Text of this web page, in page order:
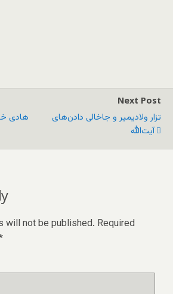
هادی
Next Post
تزار ولادیمیر و جاخالی دادن‌های
آیت‌الله
will not be published. Required